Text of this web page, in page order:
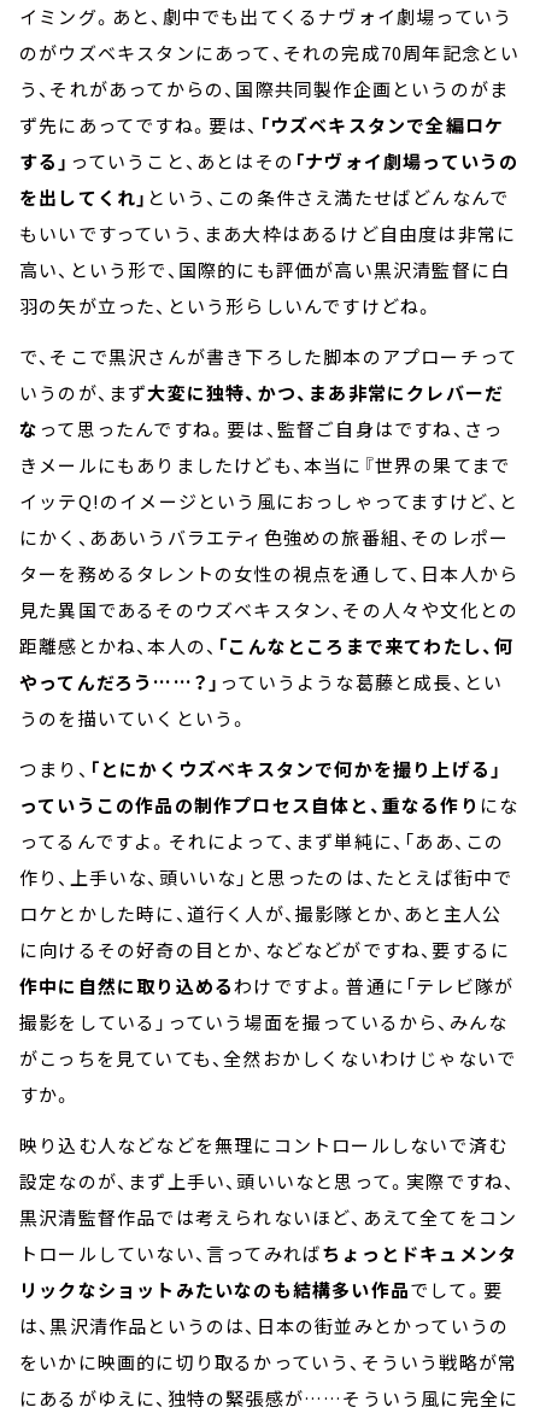
イミング。あと、劇中でも出てくるナヴォイ劇場っていう
のがウズベキスタンにあって、それの完成70周年記念とい
う、それがあってからの、国際共同製作企画というのがま
ず先にあってですね。要は、 「ウズベキスタンで全編ロケ
する」 っていうこと、あとはその 「ナヴォイ劇場っていうの
を出してくれ」 という、この条件さえ満たせばどんなんで
もいいですっていう、まあ大枠はあるけど自由度は非常に
高い、という形で、国際的にも評価が高い黒沢清監督に白
羽の矢が立った、という形らしいんですけどね。
で、そこで黒沢さんが書き下ろした脚本のアプローチって
いうのが、まず大変に独特、かつ、まあ非常にクレバーだ
な って思ったんですね。要は、監督ご自身はですね、さっ
きメールにもありましたけども、本当に『世界の果てまで
イッテQ!のイメージという風におっしゃってますけど、と
にかく、ああいうバラエティ色強めの旅番組、そのレポー
ターを務めるタレントの女性の視点を通して、日本人から
見た異国であるそのウズベキスタン、その人々や文化との
距離感とかね、本人の、 「こんなところまで来てわたし、何
やってんだろう……？」 っていうような葛藤と成長、とい
うのを描いていくという。
つまり、 「とにかくウズベキスタンで何かを撮り上げる」
っていうこの作品の制作プロセス自体と、重なる作り にな
ってるんですよ。それによって、まず単純に、「ああ、この
作り、上手いな、頭いいな」と思ったのは、たとえば街中で
ロケとかした時に、道行く人が、撮影隊とか、あと主人公
に向けるその好奇の目とか、などなどがですね、要するに
作中に自然に取り込めるわけですよ。普通に「テレビ隊が
撮影をしている」っていう場面を撮っているから、みんな
がこっちを見ていても、全然おかしくないわけじゃないで
すか。
映り込む人などなどを無理にコントロールしないで済む
設定なのが、まず上手い、頭いいなと思って。実際ですね、
黒沢清監督作品では考えられないほど、あえて全てをコン
トロールしていない、言ってみればちょっとドキュメンタ
リックなショットみたいなのも結構多い作品でして。要
は、黒沢清作品というのは、日本の街並みとかっていうの
をいかに映画的に切り取るかっていう、そういう戦略が常
にあるがゆえに、独特の緊張感が……そういう風に完全に